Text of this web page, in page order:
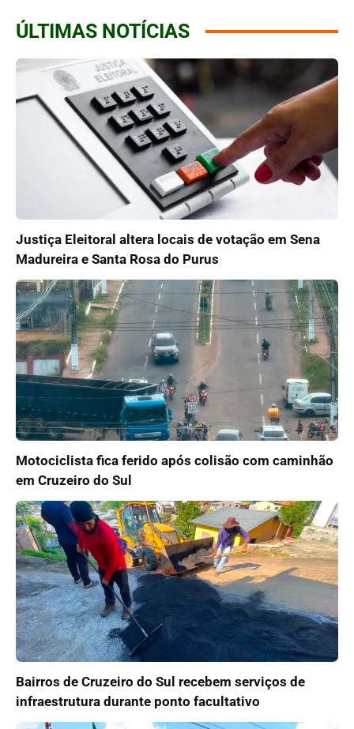
ÚLTIMAS NOTÍCIAS
Justiça Eleitoral altera locais de votação em Sena
Madureira e Santa Rosa do Purus
Motociclista fica ferido após colisão com caminhão
em Cruzeiro do Sul
Bairros de Cruzeiro do Sul recebem serviços de
infraestrutura durante ponto facultativo